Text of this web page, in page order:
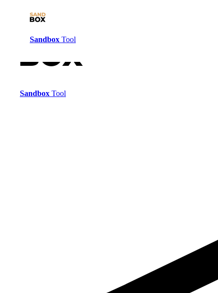
Sandbox Tool
Sandbox Tool